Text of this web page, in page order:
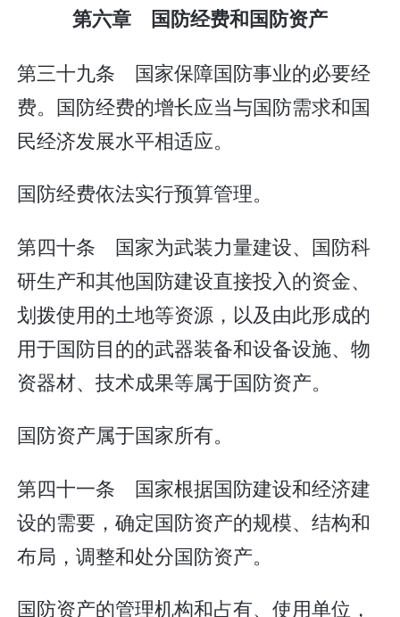
第六章 国防经费和国防资产
第三十九条 国家保障国防事业的必要经
费。国防经费的增长应当与国防需求和国
民经济发展水平相适应。
国防经费依法实行预算管理。
第四十条 国家为武装力量建设、国防科
研生产和其他国防建设直接投入的资金、
划拨使用的土地等资源，以及由此形成的
用于国防目的的武器装备和设备设施、物
资器材、技术成果等属于国防资产。
国防资产属于国家所有。
第四十一条 国家根据国防建设和经济建
设的需要，确定国防资产的规模、结构和
布局，调整和处分国防资产。
国防资产的管理机构和占有、使用单位，